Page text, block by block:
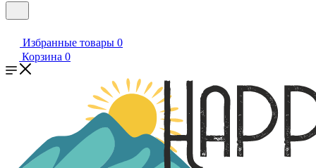
Избранные товары 0
Корзина 0